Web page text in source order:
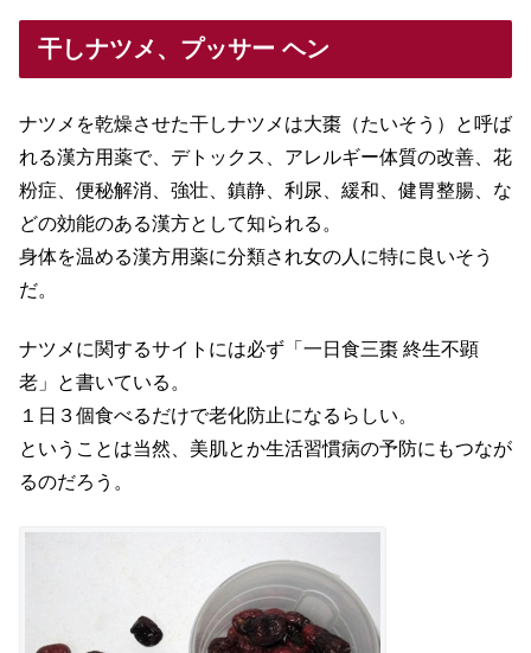
干しナツメ、プッサー ヘン
ナツメを乾燥させた干しナツメは大棗（たいそう）と呼ば
れる漢方用薬で、デトックス、アレルギー体質の改善、花
粉症、便秘解消、強壮、鎮静、利尿、緩和、健胃整腸、な
どの効能のある漢方として知られる。
身体を温める漢方用薬に分類され女の人に特に良いそう
だ。
ナツメに関するサイトには必ず「一日食三棗 終生不顕
老」と書いている。
１日３個食べるだけで老化防止になるらしい。
ということは当然、美肌とか生活習慣病の予防にもつなが
るのだろう。